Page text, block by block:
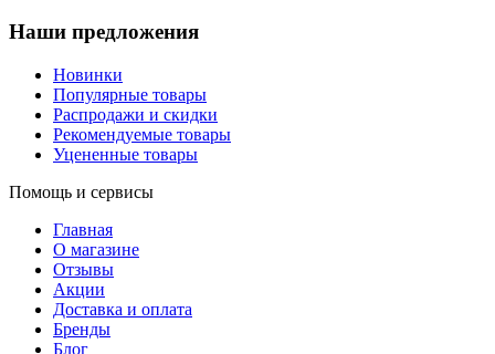
Наши предложения
Новинки
Популярные товары
Распродажи и скидки
Рекомендуемые товары
Уцененные товары
Помощь и сервисы
Главная
О магазине
Отзывы
Акции
Доставка и оплата
Бренды
Блог